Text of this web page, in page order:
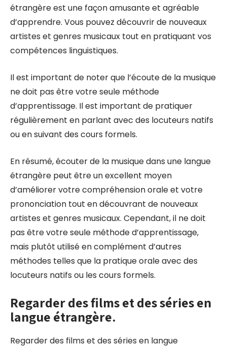
étrangère est une façon amusante et agréable
d’apprendre. Vous pouvez découvrir de nouveaux
artistes et genres musicaux tout en pratiquant vos
compétences linguistiques.
Il est important de noter que l’écoute de la musique
ne doit pas être votre seule méthode
d’apprentissage. Il est important de pratiquer
régulièrement en parlant avec des locuteurs natifs
ou en suivant des cours formels.
En résumé, écouter de la musique dans une langue
étrangère peut être un excellent moyen
d’améliorer votre compréhension orale et votre
prononciation tout en découvrant de nouveaux
artistes et genres musicaux. Cependant, il ne doit
pas être votre seule méthode d’apprentissage,
mais plutôt utilisé en complément d’autres
méthodes telles que la pratique orale avec des
locuteurs natifs ou les cours formels.
Regarder des films et des séries en
langue étrangère.
Regarder des films et des séries en langue